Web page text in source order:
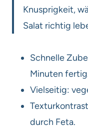
Knusprigkeit,
Salat richtig
Schnelle
Minuten
Vielseitig:
durch Feta.